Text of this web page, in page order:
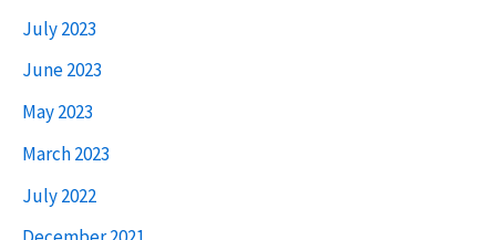
July 2023
June 2023
May 2023
March 2023
July 2022